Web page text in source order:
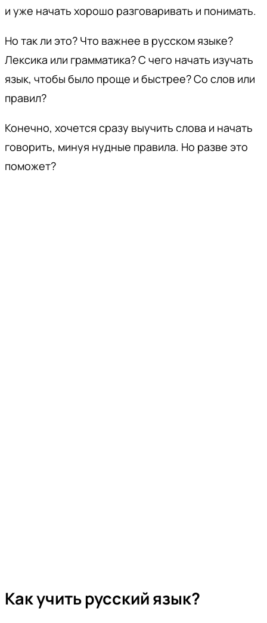
и уже начать хорошо разговаривать и понимать.
Но так ли это? Что важнее в русском языке?
Лексика или грамматика? С чего начать изучать
язык, чтобы было проще и быстрее? Со слов или
правил?
Конечно, хочется сразу выучить слова и начать
говорить, минуя нудные правила. Но разве это
поможет?
Как учить русский язык?